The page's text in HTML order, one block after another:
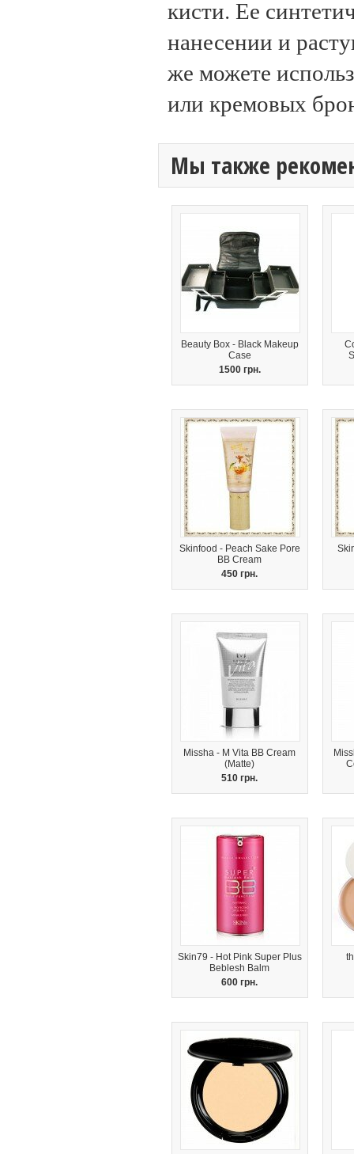
кисти. Ее
нанесении и
же можете
или кремовых
Мы также
Beauty Box - Black Makeup
Case
1500 грн.
Skinfood - Peach Sake Pore
BB Cream
450 грн.
Missha - M Vita BB Cream
(Matte)
510 грн.
Skin79 - Hot Pink Super Plus
Beblesh Balm
600 грн.